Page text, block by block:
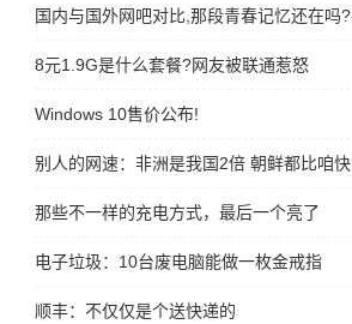
国内与国外网吧对比,那段青春记忆还在吗?
8元1.9G是什么套餐?网友被联通惹怒
Windows 10售价公布!
别人的网速：非洲是我国2倍 朝鲜都比咱快
那些不一样的充电方式，最后一个亮了
电子垃圾：10台废电脑能做一枚金戒指
顺丰：不仅仅是个送快递的